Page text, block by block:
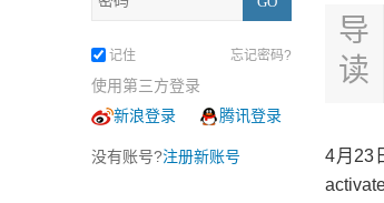
记住 忘记密码?
使用第三方登录
新浪登录
腾讯登录
没有账号?注册新账号
导
读
4月23